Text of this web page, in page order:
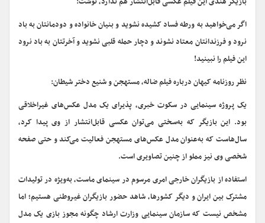
اگر می‌خواهید به ورطه فساد کشیده نشوید و بنیان خانواده و دودمانتان به باد
نرود و فرزندانتان معتاد نشوند و دچار حمله قلبی نشوید و آخرتتان به باد نرود
این فیلم را نبینید!
نظر روزنامه کیهان درباره فیلم ضاله، مستهجن و شنیع دختر شیطان:
یک پروژه سینمایی در سکوت خبری، پذیرای یک مدل عکس‌های غیراخلاقی
بود. این بازیگر که به‌سختی می‌توان عکسی قابل‌انتشار از وی پیدا کرد،
سال‌هاست که به‌عنوان مدل عکس‌های مستهجن فعالیت می‌کند و حتی صفحه
شخصی وی نیز مملو از چنین تصاویری است.
استفاده از بازیگران خارجی امری مرسوم در سینمای ماست، به‌ویژه در تولیدات
مشترک بین ایران و دیگر کشورها، شاهد حضور بازیگران غیروطنی هستیم؛ اما
مشخص نیست که سازمان سینمایی وزارت ارشاد چگونه مجوز بازی یک مدل